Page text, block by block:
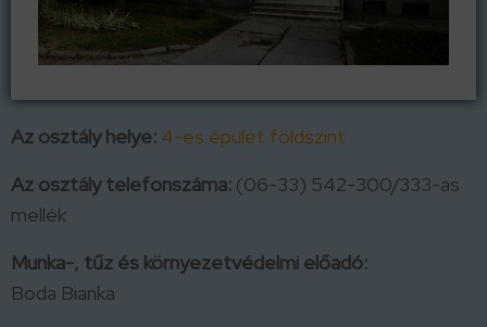
Az osztály helye: 4-es épület földszint
Az osztály telefonszáma: (06-33) 542-300/333-as
mellék
Munka-, tűz és környezetvédelmi előadó:
Boda Bianka